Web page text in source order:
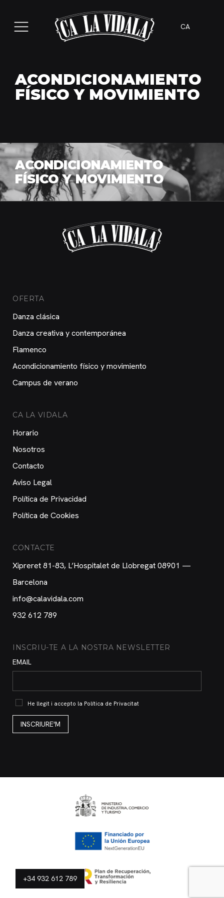
CA
+34 932 612 789
ACONDICIONAMIENTO
FÍSICO Y MOVIMIENTO
ACONDICIONAMIENTO
FÍSICO Y MOVIMIENTO
OFERTA
Danza clásica
Danza creativa y contemporánea
Flamenco
Acondicionamiento físico y movimiento
Campus de verano
CA LA VIDALA
Horario
Nosotros
Contacto
Aviso Legal
Política de Privacidad
Política de Cookies
CONTACTE
Xipreret 81-83, L’Hospitalet de Llobregat 08901 —
Barcelona
info@calavidala.com
932 612 789
INSCRIU-TE A LA NOSTRA NEWSLETTER
EMAIL
He llegit i accepto la Política de Privacitat